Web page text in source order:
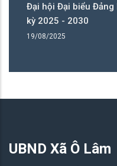
Đảng bộ xã Ô Lâm lần
UBND Xã Ô Lâm